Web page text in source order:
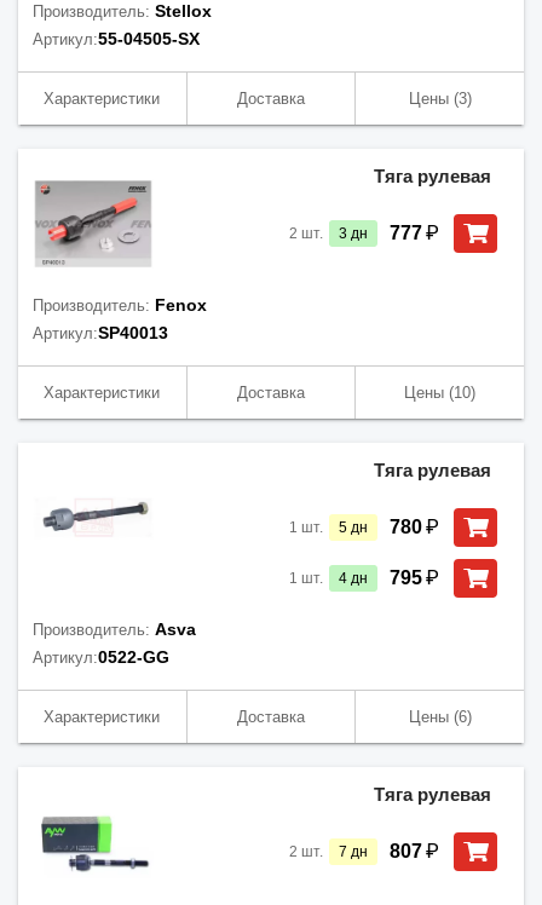
Производитель: Stellox
Артикул:55-04505-SX
Характеристики Доставка Цены(3)
Тяга рулевая
2 шт. 3 дн 777₽
Производитель: Fenox
Артикул:SP40013
Характеристики Доставка Цены (10)
Тяга рулевая
1 шт. 5 дн 780₽
1 шт. 4 дн 795₽
Производитель: Asva
Артикул:0522-GG
Характеристики Доставка Цены(6)
Тяга рулевая
2 шт. 7 дн 807₽